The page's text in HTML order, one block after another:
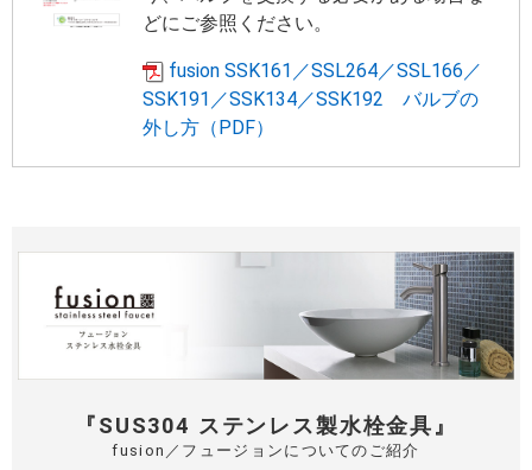
どにご参照ください。
fusion SSK161／SSL264／SSL166／
SSK191／SSK134／SSK192 バルブの
外し方（PDF）
『SUS304 ステンレス製水栓金具』
fusion／フュージョンについてのご紹介